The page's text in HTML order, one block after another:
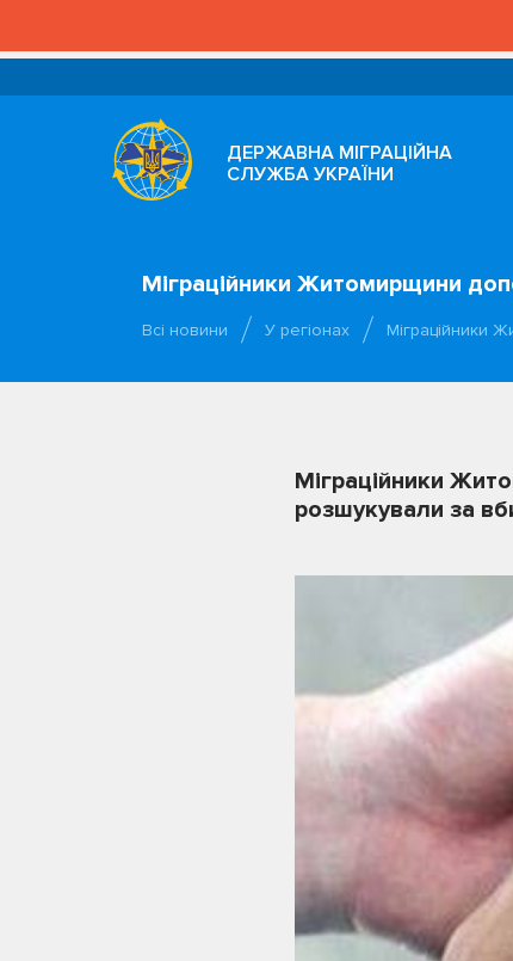
ДЕРЖАВНА МІГРАЦІЙНА
СЛУЖБА УКРАЇНИ
Міграційники Житомирщини
Всі новини У регіонах Міграційники
Міграційники
розшукували за